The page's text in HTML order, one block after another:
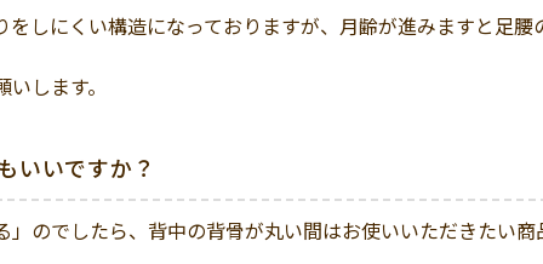
しにくい構造になっておりますが、月齢が進みますと足
します。
いいですか？
のでしたら、背中の背骨が丸い間はお使いいただきたい